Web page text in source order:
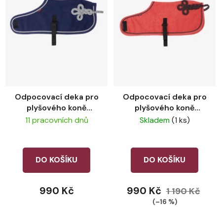
Odpocovací deka pro
plyšového koně
LeMieux Ink Blue
11 pracovních dnů
DO KOŠÍKU
990 Kč
Odpocovací deka pro
plyšového koně
LeMieux Cranberry
Skladem(1 ks)
DO KOŠÍKU
990 Kč 1 190 Kč
(–16 %)